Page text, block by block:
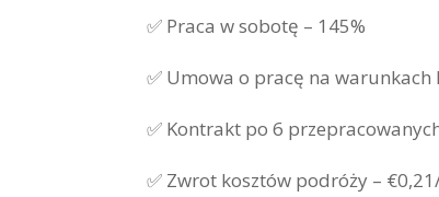
✅ Praca w sobotę – 145%
✅ Umowa o pracę na warunkach
✅ Kontrakt po 6
✅ Zwrot kosztów podróży –